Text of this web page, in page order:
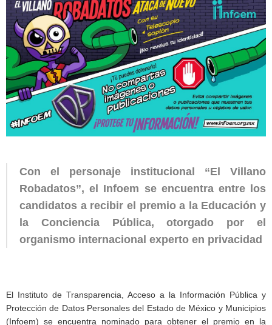
Con el personaje institucional “El Villano
Robadatos”, el Infoem se encuentra entre los
candidatos a recibir el premio a la Educación y
la Conciencia Pública, otorgado por el
organismo internacional experto en privacidad
El Instituto de Transparencia, Acceso a la Información Pública y
Protección de Datos Personales del Estado de México y Municipios
(Infoem) se encuentra nominado para obtener el premio en la